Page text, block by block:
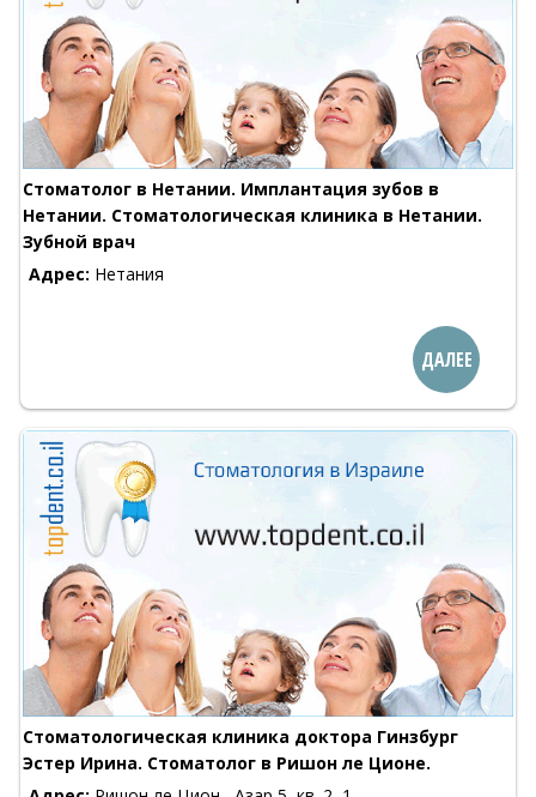
Стоматолог в Нетании. Имплантация зубов в
Нетании. Стоматологическая клиника в Нетании.
Зубной врач
Адрес: Нетания
ДАЛЕЕ
Стоматологическая клиника доктора Гинзбург
Эстер Ирина. Стоматолог в Ришон ле Ционе.